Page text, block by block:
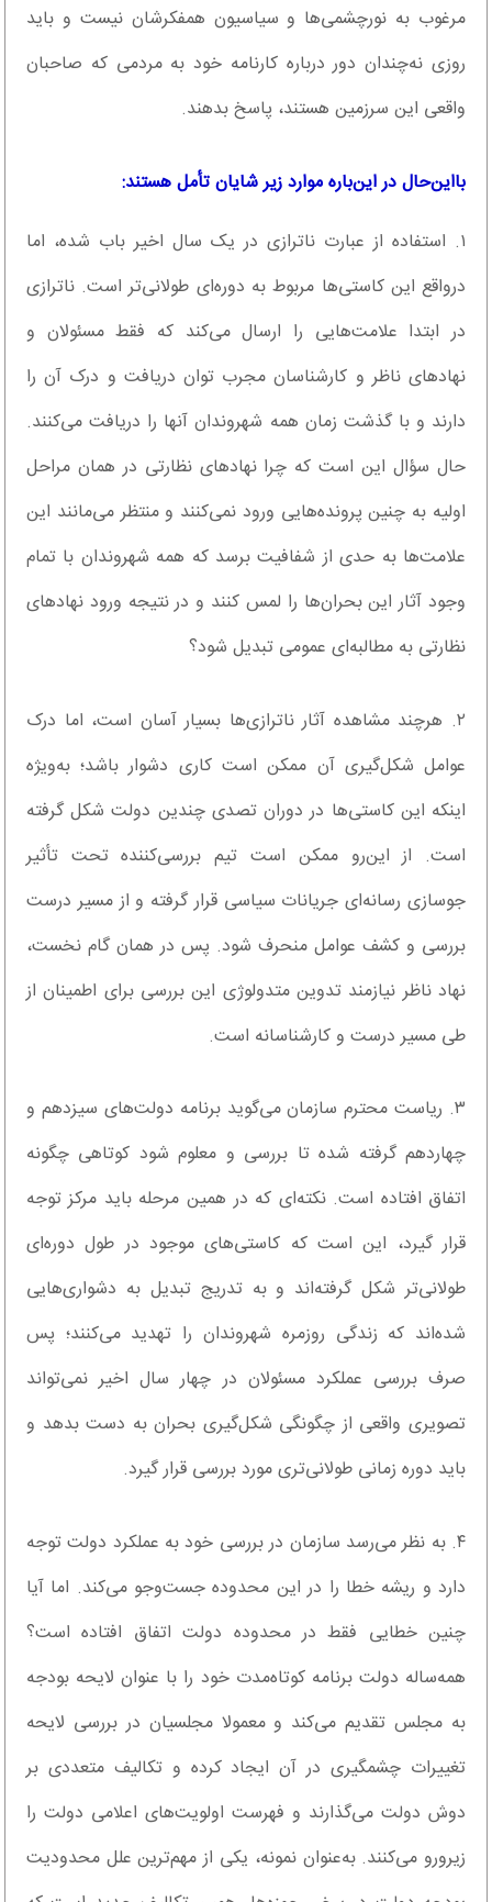
مرغوب به نورچشمی‌ها و سیاسیون همفکرشان نیست‌ و باید
روزی نه‌چندان دور درباره کارنامه خود به مردمی که صاحبان
واقعی این سرزمین هستند، پاسخ بدهند.
بااین‌حال در این‌باره موارد زیر شایان تأمل هستند:
۱. استفاده از عبارت ناترازی در یک‌ سال اخیر باب شده‌، اما
درواقع این کاستی‌ها مربوط به دوره‌ای طولانی‌تر است. ناترازی
در ابتدا علامت‌هایی را ارسال می‌کند که فقط مسئولان و
نهادهای ناظر و کارشناسان مجرب توان دریافت و درک آن را
دارند و با گذشت زمان همه شهروندان آنها را دریافت می‌کنند.
حال سؤال این است که چرا نهادهای نظارتی در همان مراحل
اولیه به چنین پرونده‌هایی ورود نمی‌کنند و منتظر می‌مانند این
علامت‌ها به‌ حدی از شفافیت برسد که همه شهروندان با تمام
وجود آثار این بحران‌ها را لمس کنند و در نتیجه ورود نهادهای
نظارتی به مطالبه‌ای عمومی تبدیل شود؟
۲. هرچند مشاهده آثار ناترازی‌ها بسیار آسان است، اما درک
عوامل شکل‌گیری آن ممکن است کاری دشوار باشد؛ به‌ویژه
اینکه این کاستی‌ها در ‌دوران تصدی چندین دولت شکل گرفته‌
است. از این‌رو ممکن است تیم بررسی‌کننده تحت تأثیر
جوسازی رسانه‌ای جریانات سیاسی قرار گرفته و از مسیر درست
بررسی و کشف عوامل منحرف ‌شود. پس در همان گام نخست،
نهاد ناظر نیازمند تدوین متدولوژی این بررسی برای اطمینان از
طی مسیر درست و کارشناسانه است.
۳. ریاست محترم سازمان می‌گوید برنامه دولت‌های سیزدهم و
چهاردهم گرفته‌ شده تا بررسی ‌و معلوم شود کوتاهی چگونه
اتفاق افتاده‌ است. نکته‌ای که در همین مرحله باید مرکز توجه
قرار گیرد، این است که کاستی‌های موجود در طول دوره‌ای
طولانی‌تر شکل گرفته‌اند و به‌ تدریج تبدیل به دشواری‌هایی
شده‌اند که زندگی روزمره شهروندان را تهدید می‌کنند؛ پس
صرف بررسی عملکرد مسئولان در چهار سال اخیر نمی‌تواند
تصویری واقعی از چگونگی شکل‌گیری بحران به دست بدهد و
باید دوره زمانی طولانی‌تری مورد بررسی قرار گیرد.
۴. به نظر می‌رسد سازمان در بررسی خود به عملکرد دولت توجه
دارد و ریشه خطا را در این محدوده جست‌وجو می‌کند. اما آیا
چنین خطایی فقط در محدوده دولت اتفاق افتاده‌ است؟
همه‌ساله دولت برنامه کوتاه‌مدت خود را با عنوان لایحه بودجه
به مجلس تقدیم می‌کند و معمولا مجلسیان در بررسی لایحه
تغییرات چشمگیری در آن ایجاد کرده‌ و تکالیف متعددی بر
دوش دولت می‌گذارند و فهرست اولویت‌های اعلامی دولت را
زیرورو می‌کنند. به‌عنوان نمونه، یکی از مهم‌ترین علل محدودیت